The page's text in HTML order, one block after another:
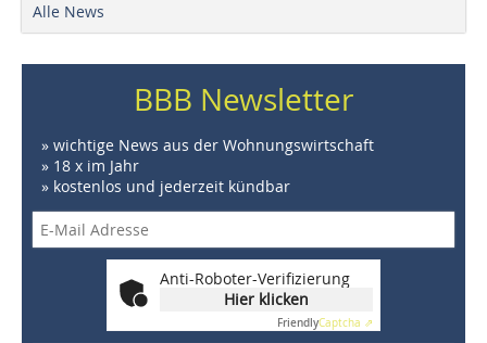
Alle News
BBB Newsletter
» wichtige News aus der Wohnungswirtschaft
» 18 x im Jahr
» kostenlos und jederzeit kündbar
Anti-Roboter-Verifizierung
Hier klicken
FriendlyCaptcha ⇗